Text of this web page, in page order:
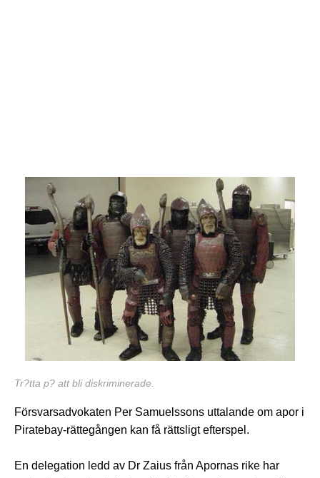
Tr?tta p? att bli diskriminerade.
Försvarsadvokaten Per Samuelssons uttalande om apor i
Piratebay-rättegången kan få rättsligt efterspel.
En delegation ledd av Dr Zaius från Apornas rike har